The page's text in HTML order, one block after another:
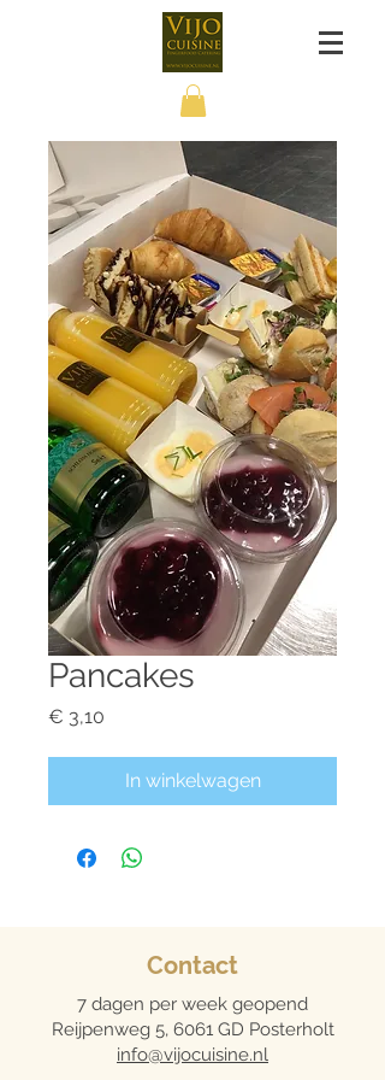
Pancakes
€ 3,10
In winkelwagen
Contact
7 dagen per week geopend
Reijpenweg 5, 6061 GD Posterholt
info@vijocuisine.nl